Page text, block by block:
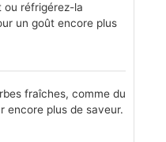
ou réfrigérez-la
un goût encore plus
fraîches, comme du
encore plus de saveur.